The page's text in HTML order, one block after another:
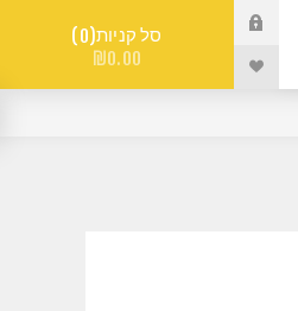
סל קניות 0
₪0.00